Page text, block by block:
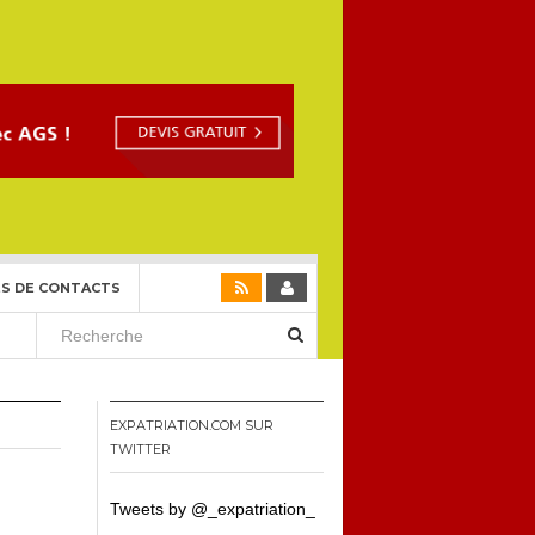
DE CONTACTS
EXPATRIATION.COM SUR
TWITTER
Tweets by @_expatriation_